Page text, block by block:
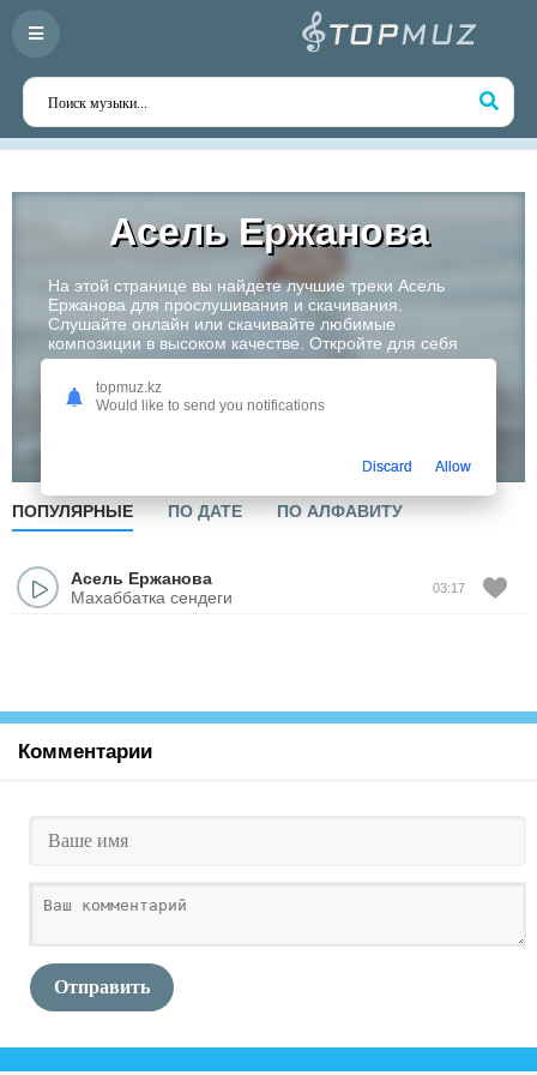
Асель Ержанова
На этой странице вы найдете лучшие треки Асель
Ержанова для прослушивания и скачивания.
Слушайте онлайн или скачивайте любимые
композиции в высоком качестве. Откройте для себя
творчество одного из самых перспективных артистов
Казахстана!
ПОПУЛЯРНЫЕ ПО ДАТЕ ПО АЛФАВИТУ
Асель Ержанова
Маxаббатка сендеги
03:17
Комментарии
Отправить
topmuz.kz
Would like to send you notifications
Discard Allow